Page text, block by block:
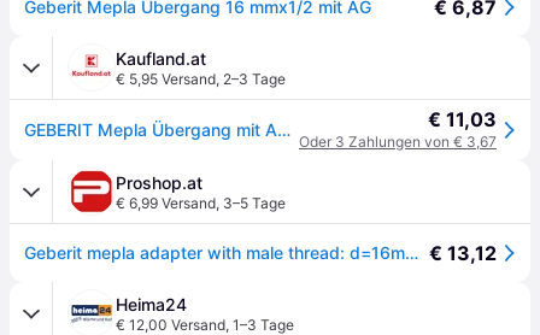
Geberit Mepla Übergang 16 mmx1/2 mit AG € 6,87
Kaufland.at
€ 5,95 Versand, 2–3 Tage
GEBERIT Mepla Übergang mit AG 16x1/2";GEBERIT Mepla Übergang mit AG 16x1/2" € 11,03
Oder 3 Zahlungen von € 3,67
Proshop.at
€ 6,99 Versand, 3–5 Tage
Geberit mepla adapter with male thread: d=16mm r=1/2 € 13,12
Heima24
€ 12,00 Versand, 1–3 Tage